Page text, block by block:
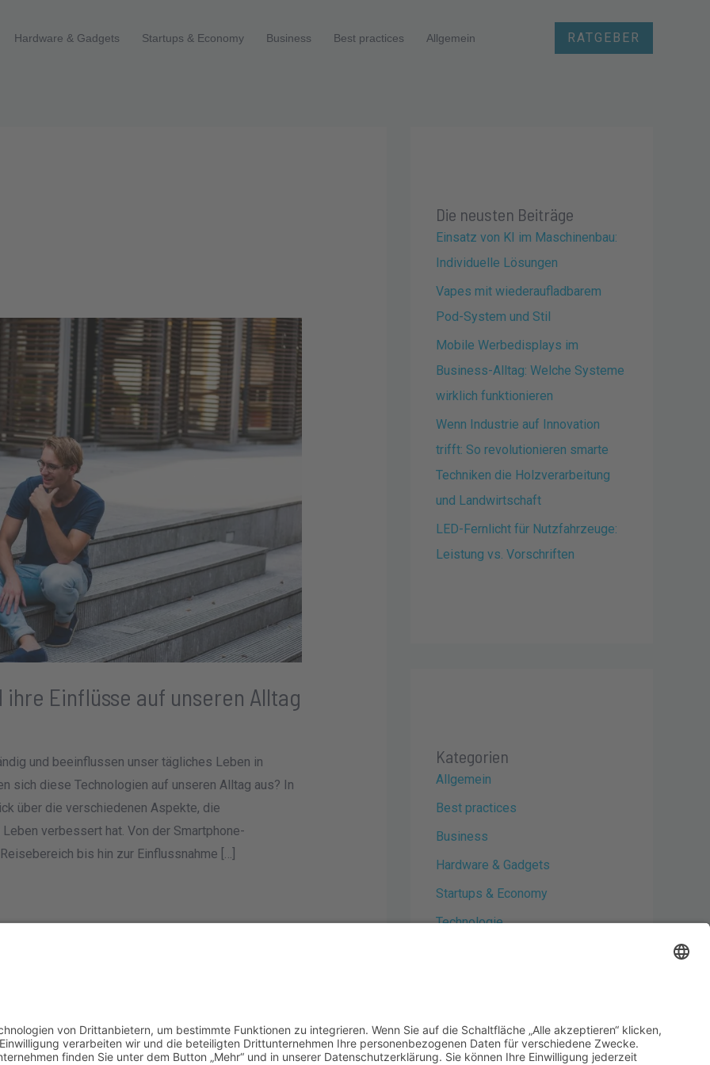
Hardware & Gadgets Startups & Economy Business Best practices Allgemein RATGEBER
Einflüsse auf unseren Alltag
und beeinflussen unser tägliches Leben in
sich diese Technologien auf unseren Alltag aus? In
über die verschiedenen Aspekte, die
verbessert hat. Von der Smartphone-
bis hin zur Einflussnahme […]
Die neusten Beiträge
Einsatz von KI im Maschinenbau:
Individuelle Lösungen
Vapes mit wiederaufladbarem
Pod-System und Stil
Mobile Werbedisplays im
Business-Alltag: Welche Systeme
wirklich funktionieren
Wenn Industrie auf Innovation
trifft: So revolutionieren smarte
Techniken die Holzverarbeitung
und Landwirtschaft
LED-Fernlicht für Nutzfahrzeuge:
Leistung vs. Vorschriften
Kategorien
Allgemein
Best practices
Business
Hardware & Gadgets
Startups & Economy
Technologie